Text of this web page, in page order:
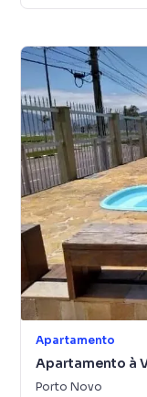
Apartamento
Apartamento à
Porto Novo